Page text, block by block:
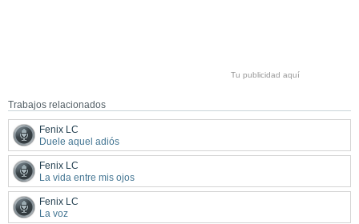
Tu publicidad aquí
Trabajos relacionados
Fenix LC
Duele aquel adiós
Fenix LC
La vida entre mis ojos
Fenix LC
La voz